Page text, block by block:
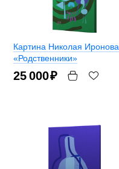
Картина Николая Иронова
«Родственники»
25 000₽